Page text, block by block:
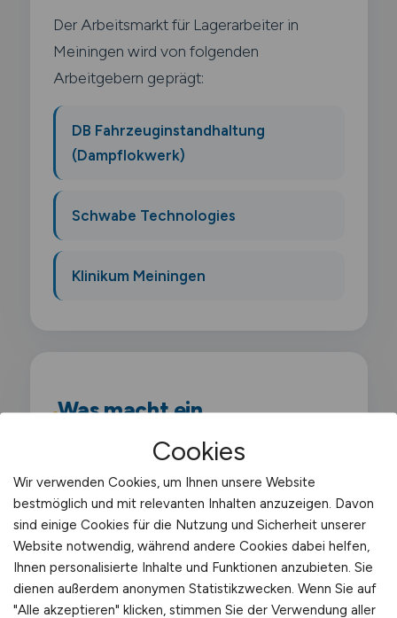
Der Arbeitsmarkt für Lagerarbeiter in
Meiningen wird von folgenden
Arbeitgebern geprägt:
DB Fahrzeuginstandhaltung
(Dampflokwerk)
Schwabe Technologies
Klinikum Meiningen
Was macht ein
Lagerarbeiter?
Als Lagerarbeiter führst du grundlegende
Tätigkeiten im Lagerbetrieb aus. Du
nimmst Waren an. prüfst Lieferungen.
verräumst Artikel in die zugewiesenen
Lagerplätze und bereitest Sendungen für
Cookies
Wir verwenden Cookies, um Ihnen unsere Website
bestmöglich und mit relevanten Inhalten anzuzeigen. Davon
sind einige Cookies für die Nutzung und Sicherheit unserer
Website notwendig, während andere Cookies dabei helfen,
Ihnen personalisierte Inhalte und Funktionen anzubieten. Sie
dienen außerdem anonymen Statistikzwecken. Wenn Sie auf
"Alle akzeptieren" klicken, stimmen Sie der Verwendung aller